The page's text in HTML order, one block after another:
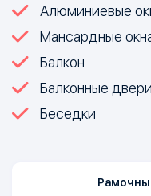
Алюминиевые
Мансардные
Балкон
Балконные двери
Беседки